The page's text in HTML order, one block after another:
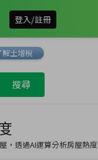
登入/註冊
解土增稅
搜尋
，透過AI運算分析房屋熱度